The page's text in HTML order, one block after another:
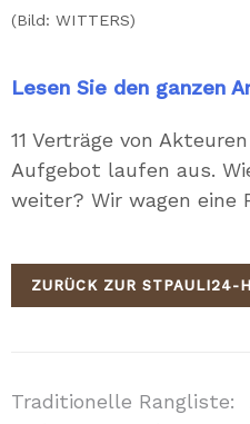
(Bild: WITTERS)
Lesen Sie den ganzen
11 Verträge von
Aufgebot laufen aus.
weiter? Wir wagen eine
ZURÜCK ZUR STPAULI24-
Traditionelle Rangliste: